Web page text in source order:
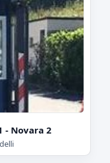
- Novara 2